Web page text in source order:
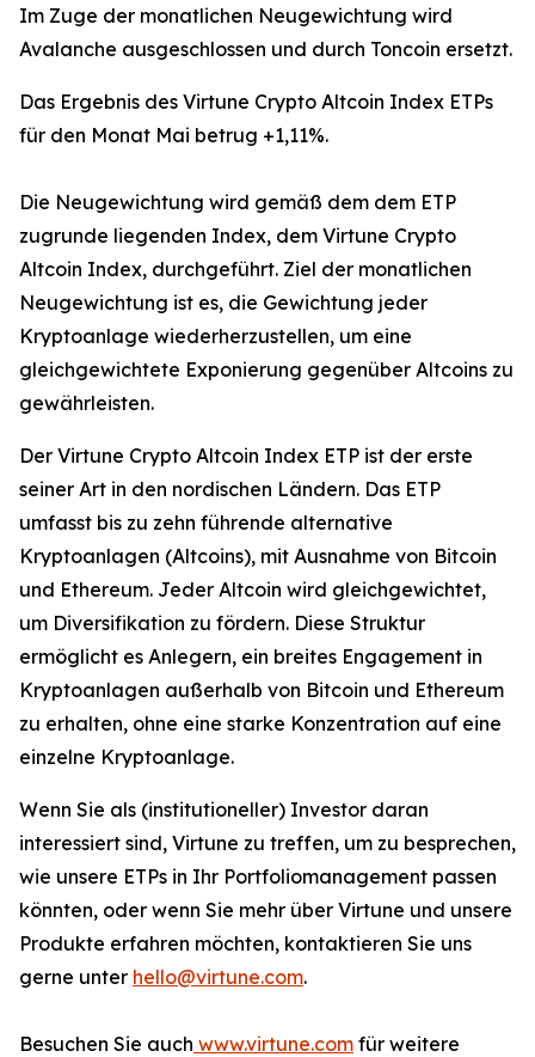
Im Zuge der monatlichen Neugewichtung wird
Avalanche ausgeschlossen und durch Toncoin ersetzt.
Das Ergebnis des Virtune Crypto Altcoin Index ETPs
für den Monat Mai betrug +1,11%.
Die Neugewichtung wird gemäß dem dem ETP
zugrunde liegenden Index, dem Virtune Crypto
Altcoin Index, durchgeführt. Ziel der monatlichen
Neugewichtung ist es, die Gewichtung jeder
Kryptoanlage wiederherzustellen, um eine
gleichgewichtete Exponierung gegenüber Altcoins zu
gewährleisten.
Der Virtune Crypto Altcoin Index ETP ist der erste
seiner Art in den nordischen Ländern. Das ETP
umfasst bis zu zehn führende alternative
Kryptoanlagen (Altcoins), mit Ausnahme von Bitcoin
und Ethereum. Jeder Altcoin wird gleichgewichtet,
um Diversifikation zu fördern. Diese Struktur
ermöglicht es Anlegern, ein breites Engagement in
Kryptoanlagen außerhalb von Bitcoin und Ethereum
zu erhalten, ohne eine starke Konzentration auf eine
einzelne Kryptoanlage.
Wenn Sie als (institutioneller) Investor daran
interessiert sind, Virtune zu treffen, um zu besprechen,
wie unsere ETPs in Ihr Portfoliomanagement passen
könnten, oder wenn Sie mehr über Virtune und unsere
Produkte erfahren möchten, kontaktieren Sie uns
gerne unter hello@virtune.com.
Besuchen Sie auch www.virtune.com für weitere